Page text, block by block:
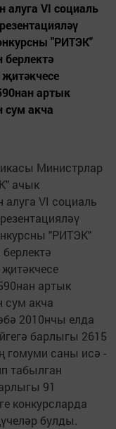
VI социаль
"РИТЭК"
артык
сум акча
Министрлар
ачык
VI социаль
"РИТЭК"
артык
сум акча
2010нчы елда
барлыгы 2615
гомуми саны исә -
табылган
91
конкурсларда
булды.